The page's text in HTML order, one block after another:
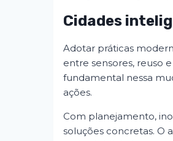
Cidades
Adotar práticas
entre sensores, reuso
fundamental nessa
ações.
Com planejamento,
soluções concretas. O